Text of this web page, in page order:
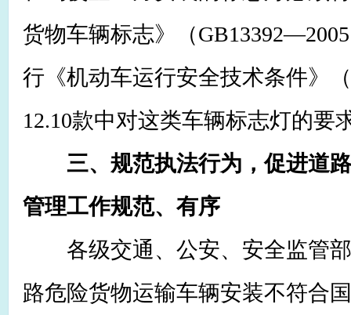
货物车辆标志》（
行《机动车运行安全技术条件》
12.10款中对这类车辆标志灯的要
三、规范执法行为，促进道
管理工作规范、有序
各级交通、公安、安全监管部
路危险货物运输车辆安装不符合